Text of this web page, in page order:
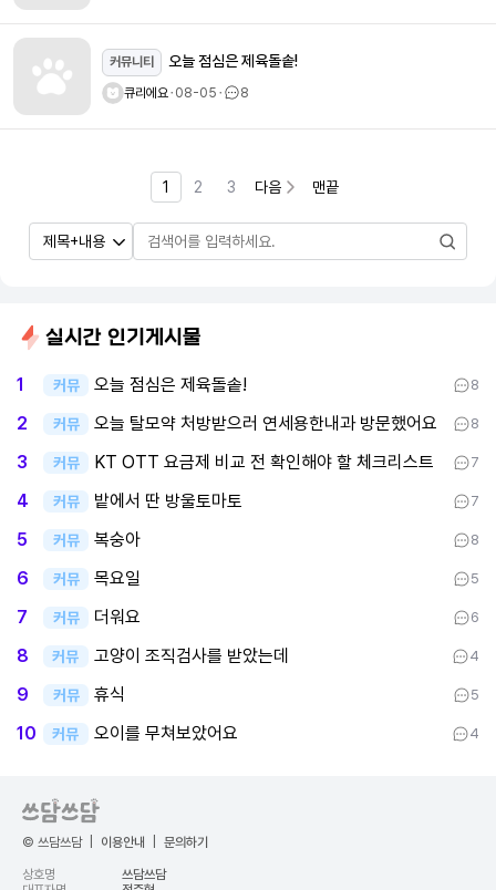
커뮤니티 오늘 점심은 제육돌솥!
큐리에요ㆍ08-05ㆍ 8
1 2 3 다음 맨끝
실시간 인기게시물
1 커뮤 오늘 점심은 제육돌솥! 8
2 커뮤 오늘 탈모약 처방받으러 연세용한내과 방문했어요 8
3 커뮤 KT OTT 요금제 비교 전 확인해야 할 체크리스트 7
4 커뮤 밭에서 딴 방울토마토 7
5 커뮤 복숭아 8
6 커뮤 목요일 5
7 커뮤 더워요 6
8 커뮤 고양이 조직검사를 받았는데 4
9 커뮤 휴식 5
10 커뮤 오이를 무쳐보았어요 4
© 쓰담쓰담 이용안내 문의하기
상호명
쓰담쓰담